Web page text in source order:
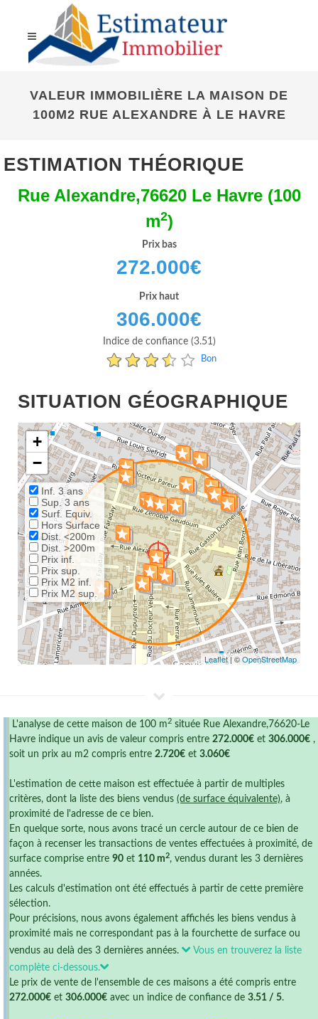
VALEUR IMMOBILIÈRE LA MAISON DE
100M2 RUE ALEXANDRE À LE HAVRE
ESTIMATION THÉORIQUE
Rue Alexandre,76620 Le Havre (100
m2)
Prix bas
272.000€
Prix haut
306.000€
Indice de confiance (3.51)
Bon
SITUATION GÉOGRAPHIQUE
+
−
Inf. 3 ans
Sup. 3 ans
Surf. Equiv.
Hors Surface
Dist. <200m
Dist. >200m
Prix inf.
Prix sup.
Prix M2 inf.
Prix M2 sup.
Leaflet| ©OpenStreetMap
L'analyse de cette maison de 100 m 2 située Rue Alexandre,76620-Le
Havre indique un avis de valeur compris entre 272.000€ et 306.000€ ,
soit un prix au m2 compris entre 2.720€ et 3.060€
L'estimation de cette maison est effectuée à partir de multiples
critères, dont la liste des biens vendus (de surface équivalente), à
proximité de l'adresse de ce bien.
En quelque sorte, nous avons tracé un cercle autour de ce bien de
façon à recenser les transactions de ventes effectuées à proximité, de
surface comprise entre 90 et 110 m2, vendus durant les 3 dernières
années.
Les calculs d'estimation ont été effectués à partir de cette première
sélection.
Pour précisions, nous avons également affichés les biens vendus à
proximité mais ne correspondant pas à la fourchette de surface ou
vendus au delà des 3 dernières années.
Vous en trouverez la liste
complète ci-dessous.
Le prix de vente de l'ensemble de ces maisons a été compris entre
272.000€ et 306.000€ avec un indice de confiance de 3.51 / 5.